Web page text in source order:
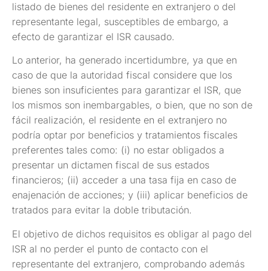
listado de bienes del residente en extranjero o del
representante legal, susceptibles de embargo, a
efecto de garantizar el ISR causado.
Lo anterior, ha generado incertidumbre, ya que en
caso de que la autoridad fiscal considere que los
bienes son insuficientes para garantizar el ISR, que
los mismos son inembargables, o bien, que no son de
fácil realización, el residente en el extranjero no
podría optar por beneficios y tratamientos fiscales
preferentes tales como: (i) no estar obligados a
presentar un dictamen fiscal de sus estados
financieros; (ii) acceder a una tasa fija en caso de
enajenación de acciones; y (iii) aplicar beneficios de
tratados para evitar la doble tributación.
El objetivo de dichos requisitos es obligar al pago del
ISR al no perder el punto de contacto con el
representante del extranjero, comprobando además